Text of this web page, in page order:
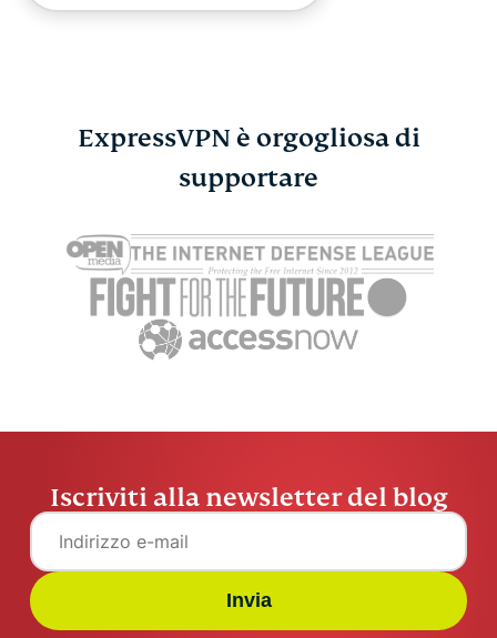
Come risolvere l'errore
disponibile nel tuo
paese"?
Vanessa Ko 5 min
ExpressVPN è orgogliosa di
supportare
Iscriviti alla newsletter del blog
Invia